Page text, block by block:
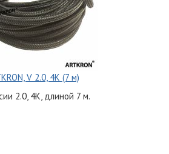
V 2.0, 4K (7 м)
2.0, 4K, длиной 7 м.